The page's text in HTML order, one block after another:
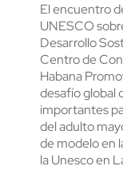
El encuentro
UNESCO
Desarrollo
Centro de
Habana
desafío global
importantes
del adulto
de modelo en
la Unesco en